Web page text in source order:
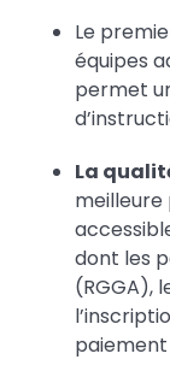
Le
équipes
permet
La
meilleure
dont les
(RGGA),